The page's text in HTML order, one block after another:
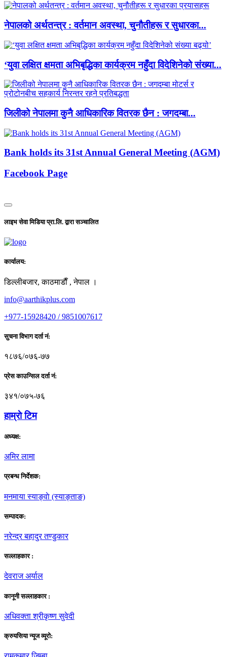
नेपालको अर्थतन्त्र : वर्तमान अवस्था, चुनौतीहरू र सुधारका...
‘युवा लक्षित क्षमता अभिबृद्धिका कार्यक्रम नहुँदा विदेशिनेको संख्या...
जिलीको नेपालमा कुनै आधिकारिक वितरक छैन : जगदम्बा...
Bank holds its 31st Annual General Meeting (AGM)
Facebook Page
लाइभ सेवा मिडिया प्रा.लि. द्वारा सञ्चालित
कार्यालय:
डिल्लीबजार, काठमाडाैँ , नेपाल ।
info@aarthikplus.com
+977-15928420 / 9851007617
सुचना विभाग दर्ता नं:
१८७६/०७६-७७
प्रेस काउन्सिल दर्ता नं:
३४१/०७५-७६
हाम्राे टिम
अध्यक्ष:
अमिर लामा
प्रबन्ध निर्देशक:
मनमाया स्याङ्वाे (स्याङ्ताङ)
सम्पादक:
नरेन्द्र बहादुर तण्डुकार
सल्लाहकार :
देवराज अर्याल
कानूनी सल्लाहकार :
अधिवक्ता श्रीकृष्ण सुवेदी
क्रुयसिया न्यूज व्यूराे: